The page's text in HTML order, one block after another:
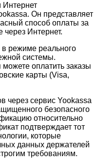
Интернет
Он представляет
способ оплаты за
через Интернет.
в режиме реального
системы.
оплатить заказы
карты (Visa,
через сервис Yookassa
безопасного
относительно
подтверждает тот
которые
данных держателей
требованиям.